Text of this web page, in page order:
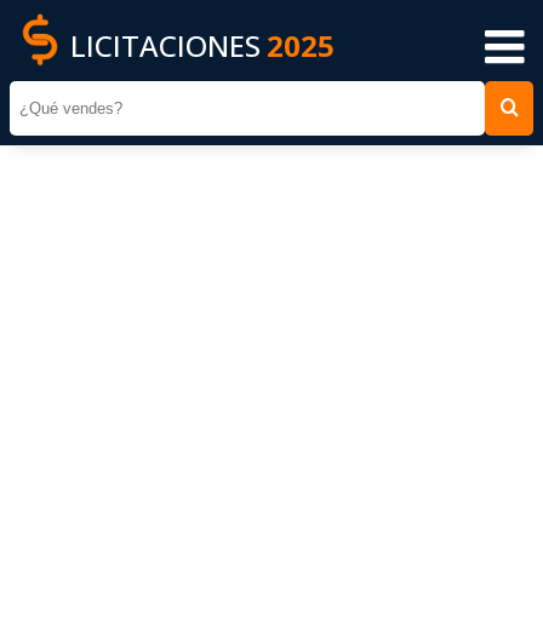
LICITACIONES 2025